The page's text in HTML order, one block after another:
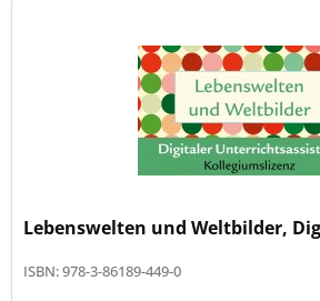
Lebenswelten und Weltbilder,
ISBN: 978-3-86189-449-0